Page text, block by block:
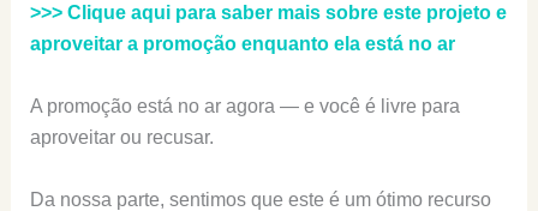
>>> Clique aqui para saber mais sobre este projeto e
aproveitar a promoção enquanto ela está no ar
A promoção está no ar agora — e você é livre para
aproveitar ou recusar.
Da nossa parte, sentimos que este é um ótimo recurso